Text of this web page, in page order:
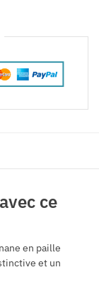
ce
en paille
et un